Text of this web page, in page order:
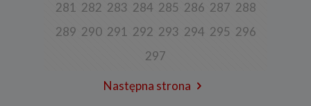
281 282 283 284 285 286 287 288
289 290 291 292 293 294 295 296
297
Następna strona
roszczeniami będącego realizacją naszego prawnie uzasadnionego
Podanie danych w celu realizacji usług jest niezbędne do
będzie mogła być świadczona.